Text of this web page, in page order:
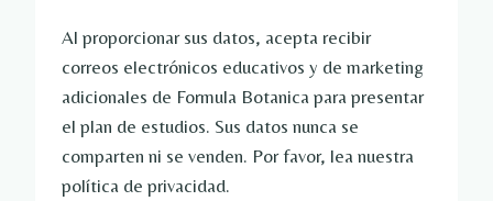
Al proporcionar sus datos, acepta recibir
correos electrónicos educativos y de marketing
adicionales de Formula Botanica para presentar
el plan de estudios. Sus datos nunca se
comparten ni se venden. Por favor, lea nuestra
política de privacidad.